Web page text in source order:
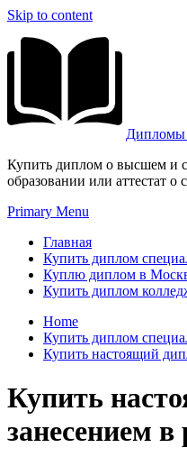
Skip to content
Дипломы
Купить диплом о высшем и
образовании или аттестат
Primary Menu
Главная
Купить диплом
Куплю диплом в
Купить диплом
Home
Купить диплом
Купить настоящий
Купить
занесением в